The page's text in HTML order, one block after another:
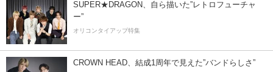
SUPER★DRAGON、自ら描いた”レトロフューチャ
ー”
オリコンタイアップ特集
CROWN HEAD、結成1周年で見えた”バンドらしさ”